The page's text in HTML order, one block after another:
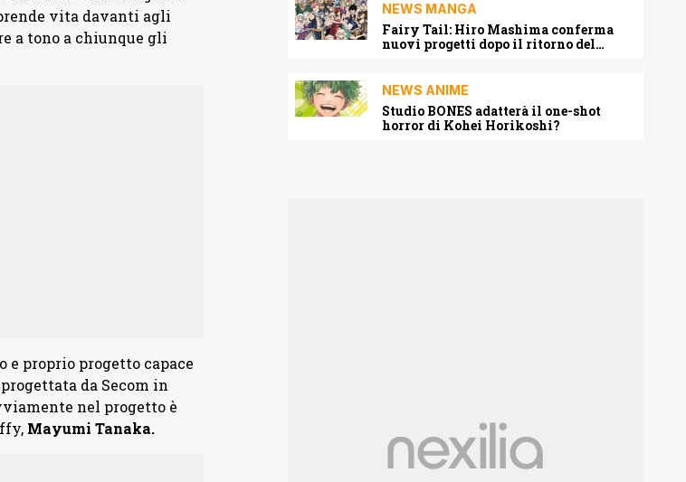
vita davanti agli
a tono a chiunque gli
proprio progetto capace
da Secom in
nel progetto è
Mayumi Tanaka.
NEWS MANGA
Fairy Tail: Hiro Mashima conferma
nuovi progetti dopo il ritorno del
NEWS ANIME
Studio BONES adatterà il one-shot
horror di Kohei Horikoshi?